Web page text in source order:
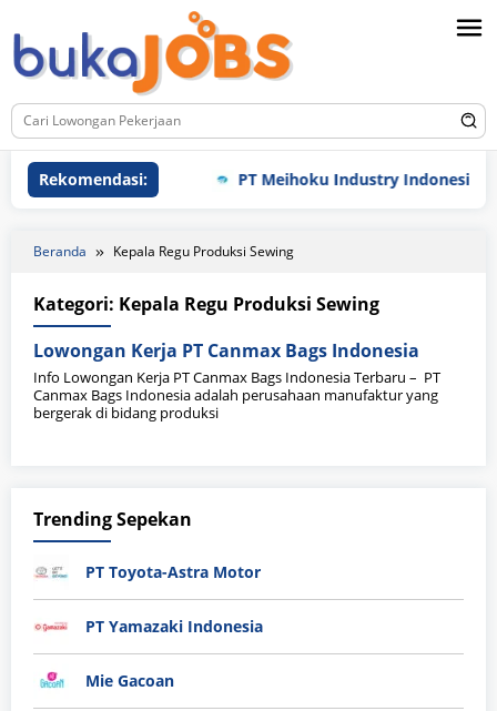
ke
konten
Rekomendasi: PT Meihoku Industry Indonesia
Beranda Kepala Regu Produksi Sewing
Kategori: Kepala Regu Produksi Sewing
Lowongan Kerja PT Canmax Bags Indonesia
Info Lowongan Kerja PT Canmax Bags Indonesia Terbaru – PT
Canmax Bags Indonesia adalah perusahaan manufaktur yang
bergerak di bidang produksi
Trending Sepekan
PT Toyota-Astra Motor
PT Yamazaki Indonesia
Mie Gacoan